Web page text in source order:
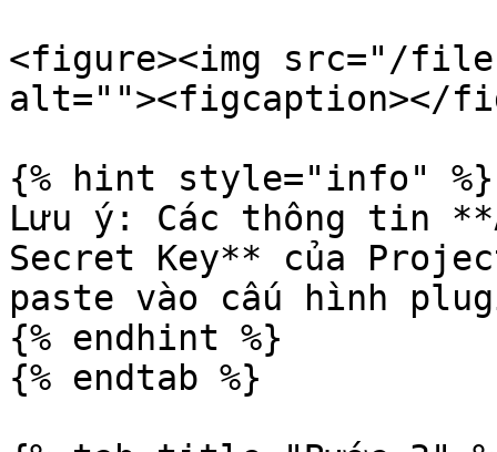
<figure><img src="/files/
alt=""><figcaption></
{% hint style="info" %}
Lưu ý: Các thông tin
Secret Key** của
paste vào cấu hình
{% endhint %}
{% endtab %}